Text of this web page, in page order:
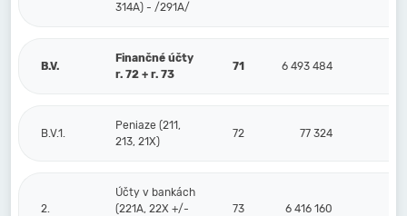
314A) - /291A/
B.V.
Finančné účty
r. 72 + r. 73
71 6 493 484
B.V.1.
Peniaze (211,
213, 21X)
72 77 324
2.
Účty v bankách
(221A, 22X +/-
73 6 416 160